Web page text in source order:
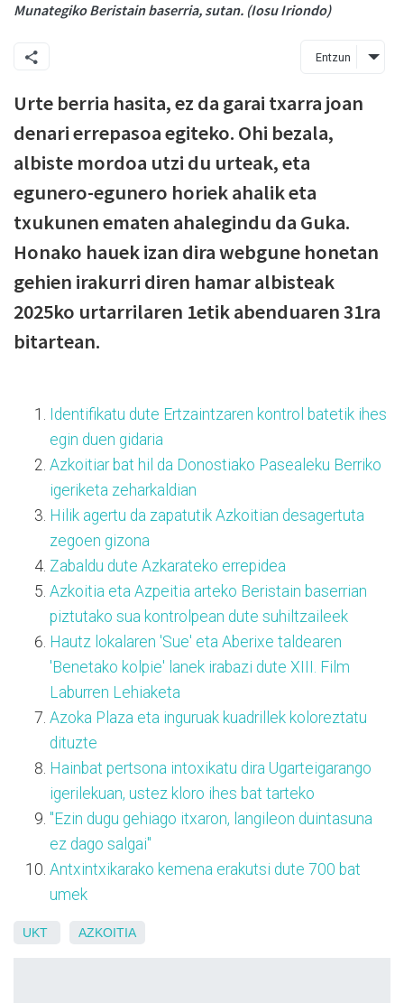
Munategiko Beristain baserria, sutan. (Iosu Iriondo)
Entzun
Urte berria hasita, ez da garai txarra joan
denari errepasoa egiteko. Ohi bezala,
albiste mordoa utzi du urteak, eta
egunero-egunero horiek ahalik eta
txukunen ematen ahalegindu da Guka.
Honako hauek izan dira webgune honetan
gehien irakurri diren hamar albisteak
2025ko urtarrilaren 1etik abenduaren 31ra
bitartean.
Identifikatu dute Ertzaintzaren kontrol batetik ihes
egin duen gidaria
Azkoitiar bat hil da Donostiako Pasealeku Berriko
igeriketa zeharkaldian
Hilik agertu da zapatutik Azkoitian desagertuta
zegoen gizona
Zabaldu dute Azkarateko errepidea
Azkoitia eta Azpeitia arteko Beristain baserrian
piztutako sua kontrolpean dute suhiltzaileek
Hautz lokalaren 'Sue' eta Aberixe taldearen
'Benetako kolpie' lanek irabazi dute XIII. Film
Laburren Lehiaketa
Azoka Plaza eta inguruak kuadrillek koloreztatu
dituzte
Hainbat pertsona intoxikatu dira Ugarteigarango
igerilekuan, ustez kloro ihes bat tarteko
"Ezin dugu gehiago itxaron, langileon duintasuna
ez dago salgai"
Antxintxikarako kemena erakutsi dute 700 bat
umek
UKT AZKOITIA